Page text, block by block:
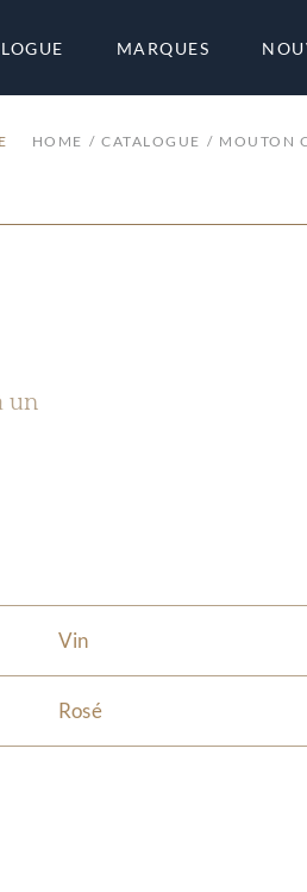
MARQUES
HOME CATALOGUE MOUTON
un
Vin
Rosé